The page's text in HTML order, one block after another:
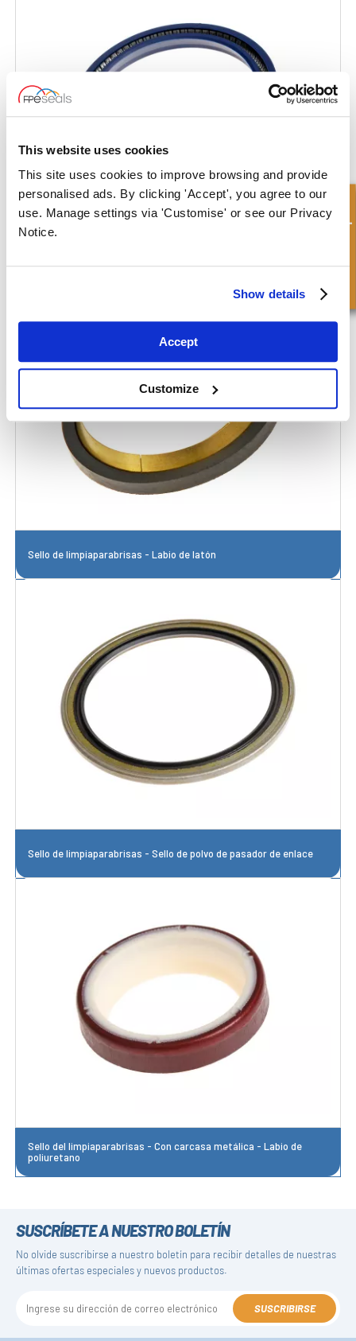
This website uses cookies
This site uses cookies to improve browsing and provide
personalised ads. By clicking 'Accept', you agree to our
use. Manage settings via 'Customise' or see our Privacy
Notice.
Show details
Accept
Customize
Sello de limpiaparabrisas - Labio de latón
Sello de limpiaparabrisas - Sello de polvo de pasador de enlace
Sello del limpiaparabrisas - Con carcasa metálica - Labio de
poliuretano
SUSCRÍBETE A NUESTRO BOLETÍN
No olvide suscribirse a nuestro boletín para recibir detalles de nuestras
últimas ofertas especiales y nuevos productos.
SUSCRIBIRSE
Consulta rápida